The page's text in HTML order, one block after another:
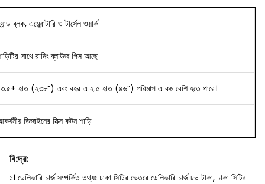
ব্লক, এম্ব্রোটারি ও টার্সেল ওয়ার্ক
সাথে রানিং ব্লাউজ পিস আছে
হাত (২৩৮”) এবং বহর এ ২.৫ হাত (৪৬”) পরিমাপ এ কম বেশি হতে পারে।
ডিজাইনের মিক্স কটন শাড়ি
বি:দ্র:
১। ডেলিভারি চার্জ সম্পর্কিত তথ্যঃ ঢাকা সিটির ভেতরে ডেলিভারি চার্জ ৮০ টাকা, ঢাকা সিটির